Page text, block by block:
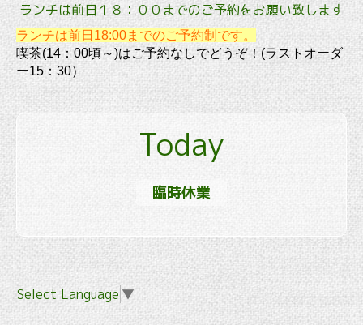
ランチは前日１８：００までのご予約をお願い致します
ランチは前日18:00までのご予約制です。
喫茶(14：00頃～)はご予約なしでどうぞ！(ラストオーダ
ー15：30）
Today
臨時休業
Select Language ▼